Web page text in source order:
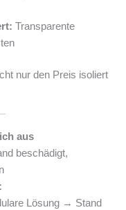
Transparente
nur den Preis isoliert
aus
beschädigt,
Lösung → Stand